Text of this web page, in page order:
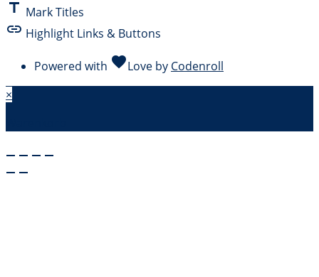
title Mark Titles
link Highlight Links & Buttons
Powered with favoriteLove by Codenroll
×